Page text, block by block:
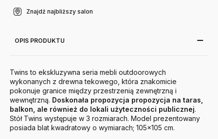
Znajdź najbliższy salon
OPIS PRODUKTU
Twins to ekskluzywna seria mebli outdoorowych
wykonanych z drewna tekowego, która znakomicie
pokonuje granice między przestrzenią zewnętrzną i
wewnętrzną. Doskonała propozycja propozycja na taras,
balkon, ale również do lokali użyteczności publicznej.
Stół Twins występuje w 3 rozmiarach. Model prezentowany
posiada blat kwadratowy o wymiarach; 105x105 cm.